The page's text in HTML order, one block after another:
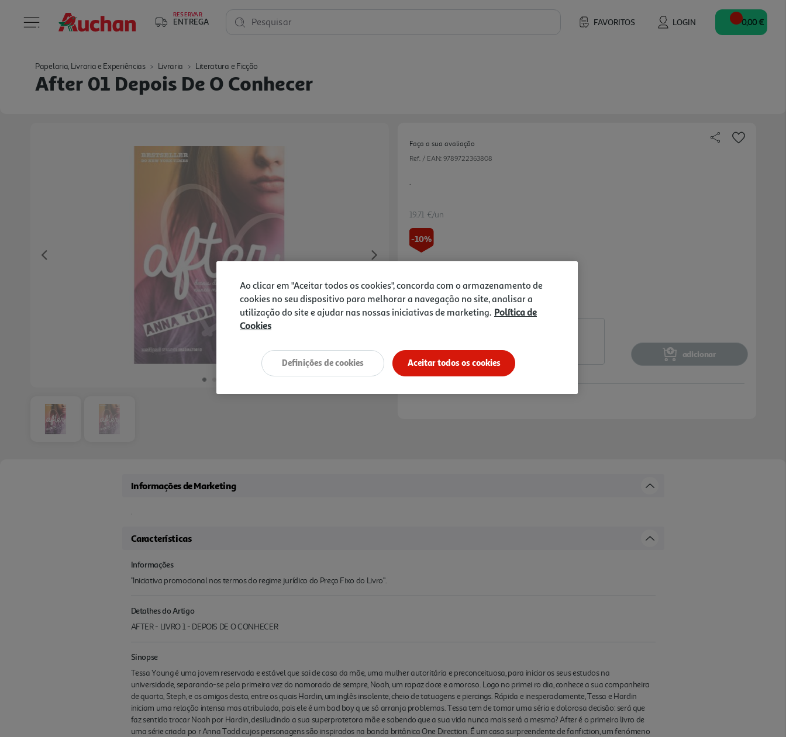
RESERVAR
ENTREGA FAVORITOS LOGIN
Pesquisar 0,00 €
Papelaria, Livraria e Experiências Livraria Literatura e Ficção
After 01 Depois De O Conhecer
Previous Next
Faça a sua avaliação
Ref. / EAN: 9789722363808
.
19.71 €/un
-10%
19,71 €
Notas de preparação
adicionar
Informações de Marketing
.
Características
Informações
"Iniciativa promocional nos termos do regime jurídico do Preço Fixo do Livro".
Detalhes do Artigo
AFTER - LIVRO 1 - DEPOIS DE O CONHECER
Sinopse
Tessa Young é uma jovem reservada e estável que sai de casa da mãe, uma mulher autoritária e preconceituosa, para iniciar os seus estudos na
universidade, separando-se pela primeira vez do namorado de sempre, Noah, um rapaz doce e amoroso. Logo no primei ro dia, conhece a sua companheira
de quarto, Steph, e os amigos desta, entre os quais Hardin, um inglês insolente, cheio de tatuagens e piercings. Rápida e inesperadamente, Tessa e Hardin
iniciam uma relação intensa mas atribulada, pois ele é um bad boy q ue só arranja problemas. Tessa tem de tomar uma séria e dolorosa decisão: será que
faz sentido trocar Noah por Hardin, desiludindo a sua superprotetora mãe e sabendo que a sua vida nunca mais será a mesma? After é o primeiro livro de
uma série criada po r Anna Todd cujos personagens são inspirados na banda britânica One Direction. É um caso surpreendente de fanfiction, um fenómeno
Ao clicar em "Aceitar todos os cookies", concorda com o armazenamento de
cookies no seu dispositivo para melhorar a navegação no site, analisar a
utilização do site e ajudar nas nossas iniciativas de marketing. Política de
Cookies
Aceitar todos os cookies
Definições de cookies